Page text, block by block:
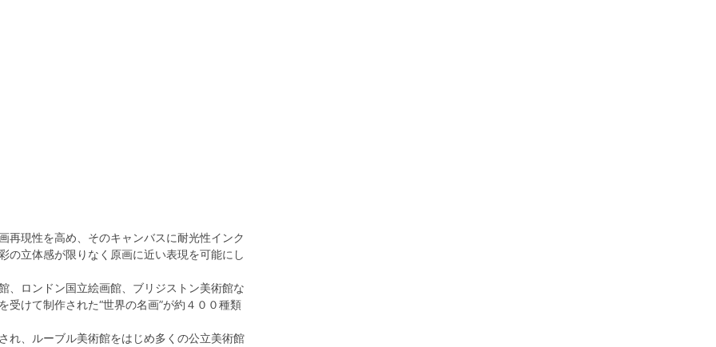
再現性を高め、そのキャンバスに耐光性インク
の立体感が限りなく原画に近い表現を可能にし
、ロンドン国立絵画館、ブリジストン美術館な
けて制作された“世界の名画”が約４００種類
れ、ルーブル美術館をはじめ多くの公立美術館